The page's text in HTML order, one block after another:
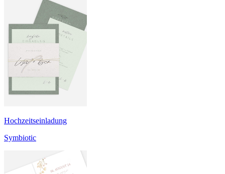
Hochzeitseinladung
Symbiotic